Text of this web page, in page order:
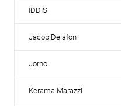
IDDIS
Jacob Delafon
Jorno
Kerama Marazzi